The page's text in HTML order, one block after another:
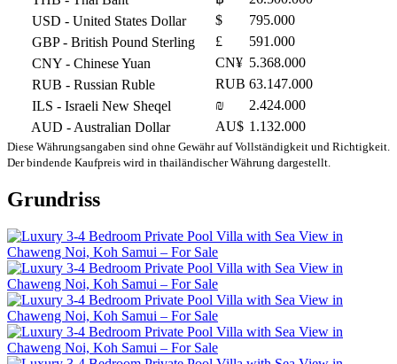
USD - United States Dollar $
795.000
GBP- British Pound Sterling £
591.000
CNY - Chinese Yuan CN¥ 5.368.000
RUB - Russian Ruble RUB 63.147.000
ILS - Israeli New Sheqel ₪
2.424.000
AUD - Australian Dollar AU$ 1.132.000
Diese Währungsangaben sind ohne Gewähr auf Vollständigkeit und Richtigkeit.
Der bindende Kaufpreis wird in thailändischer Währung dargestellt.
Grundriss